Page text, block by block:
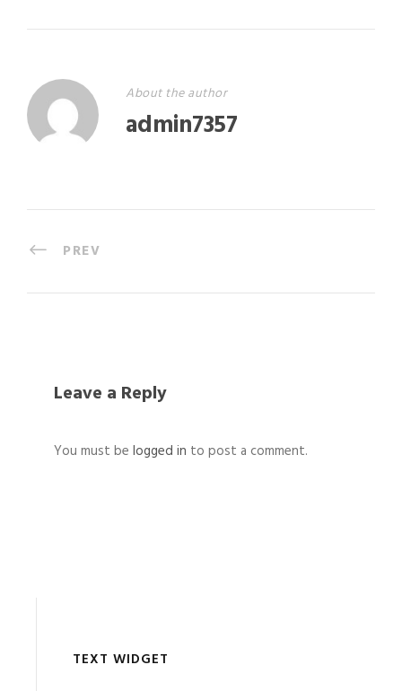
About the author
admin7357
PREV
Leave a Reply
You must be logged in to post a comment.
TEXT WIDGET